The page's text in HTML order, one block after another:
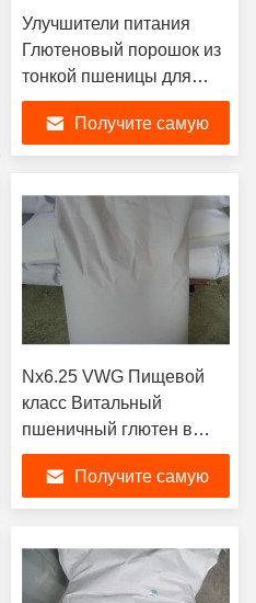
Улучшители питания
Глютеновый порошок из
тонкой пшеницы для
угрей / креветок / лосося
Получите самую
Nx6.25 VWG Пищевой
класс Витальный
пшеничный глютен в
качестве агента для
удержания воды в
мясопродуктах
Получите самую